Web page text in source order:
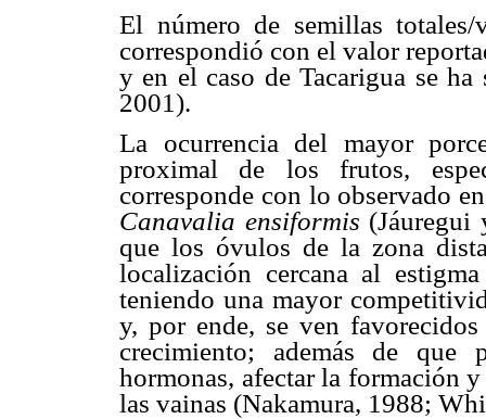
El número de semillas
correspondió con el valor
y en el caso de Tacarigua se
2001).
La ocurrencia del mayor
proximal de los frutos,
corresponde con lo observado
Canavalia ensiformis (Jáuregui
que los óvulos de la zona
localización cercana al
teniendo una mayor
y, por ende, se ven
crecimiento; además de
hormonas, afectar la formación
las vainas (Nakamura, 1988;